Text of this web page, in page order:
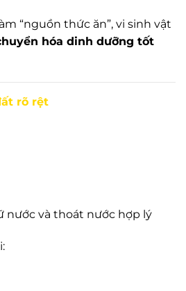
“nguồn thức ăn”, vi sinh vật
hóa dinh dưỡng tốt
rõ rệt
nước và thoát nước hợp lý